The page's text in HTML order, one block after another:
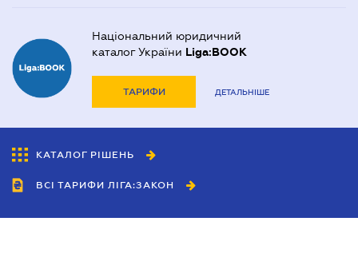
Національний юридичний
каталог України Liga:BOOK
ТАРИФИ ДЕТАЛЬНІШЕ
КАТАЛОГ РІШЕНЬ
ВСІ ТАРИФИ ЛІГА:ЗАКОН